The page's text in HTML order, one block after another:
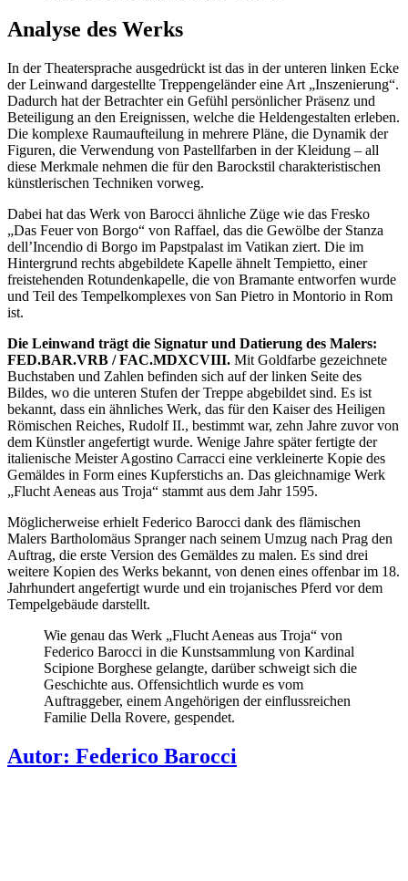
Analyse des Werks
In der Theatersprache ausgedrückt ist das in der unteren linken Ecke
der Leinwand dargestellte Treppengeländer eine Art „Inszenierung“.
Dadurch hat der Betrachter ein Gefühl persönlicher Präsenz und
Beteiligung an den Ereignissen, welche die Heldengestalten erleben.
Die komplexe Raumaufteilung in mehrere Pläne, die Dynamik der
Figuren, die Verwendung von Pastellfarben in der Kleidung – all
diese Merkmale nehmen die für den Barockstil charakteristischen
künstlerischen Techniken vorweg.
Dabei hat das Werk von Barocci ähnliche Züge wie das Fresko
„Das Feuer von Borgo“ von Raffael, das die Gewölbe der Stanza
dell’Incendio di Borgo im Papstpalast im Vatikan ziert. Die im
Hintergrund rechts abgebildete Kapelle ähnelt Tempietto, einer
freistehenden Rotundenkapelle, die von Bramante entworfen wurde
und Teil des Tempelkomplexes von San Pietro in Montorio in Rom
ist.
Die Leinwand trägt die Signatur und Datierung des Malers:
FED.BAR.VRB / FAC.MDXCVIII. Mit Goldfarbe gezeichnete
Buchstaben und Zahlen befinden sich auf der linken Seite des
Bildes, wo die unteren Stufen der Treppe abgebildet sind. Es ist
bekannt, dass ein ähnliches Werk, das für den Kaiser des Heiligen
Römischen Reiches, Rudolf II., bestimmt war, zehn Jahre zuvor von
dem Künstler angefertigt wurde. Wenige Jahre später fertigte der
italienische Meister Agostino Carracci eine verkleinerte Kopie des
Gemäldes in Form eines Kupferstichs an. Das gleichnamige Werk
„Flucht Aeneas aus Troja“ stammt aus dem Jahr 1595.
Möglicherweise erhielt Federico Barocci dank des flämischen
Malers Bartholomäus Spranger nach seinem Umzug nach Prag den
Auftrag, die erste Version des Gemäldes zu malen. Es sind drei
weitere Kopien des Werks bekannt, von denen eines offenbar im 18.
Jahrhundert angefertigt wurde und ein trojanisches Pferd vor dem
Tempelgebäude darstellt.
Wie genau das Werk „Flucht Aeneas aus Troja“ von
Federico Barocci in die Kunstsammlung von Kardinal
Scipione Borghese gelangte, darüber schweigt sich die
Geschichte aus. Offensichtlich wurde es vom
Auftraggeber, einem Angehörigen der einflussreichen
Familie Della Rovere, gespendet.
Autor: Federico Barocci